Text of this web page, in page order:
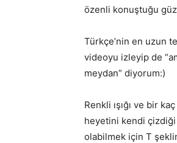
özenli konuştuğu
Türkçe’nin en uzun
videoyu izleyip de
meydan” diyorum:)
Renkli ışığı ve bir
heyetini kendi
olabilmek için T